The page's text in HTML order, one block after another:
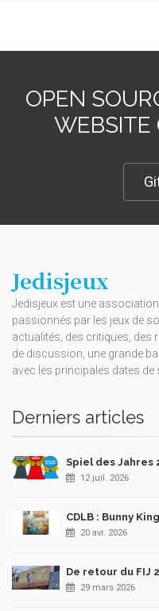
OPEN
WEBSITE
Jedisjeux
Jedisjeux est une
passionnés par les jeux de
actualités, des critiques, des
de discussion, une grande
avec les principales dates de
Derniers articles
Spiel des Jahres
12 juil. 2026
CDLB : Bunny
20 avr. 2026
De retour du FIJ
29 mars 2026